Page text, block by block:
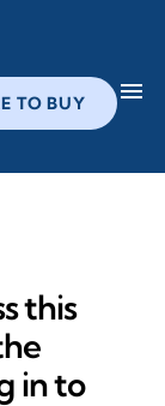
TO BUY menu
this
in to